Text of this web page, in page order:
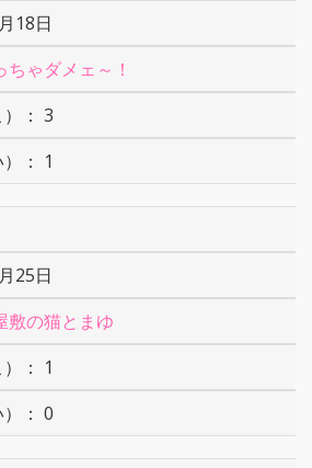
18日
ちゃダメェ～！
3
1
25日
敷の猫とまゆ
1
0